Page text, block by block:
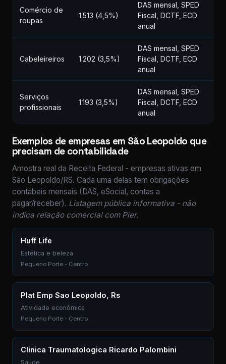
Comércio de
roupas
1.513 (4,5%)
DAS mensal, SPED
Fiscal, DCTF, ECD
anual
Cabeleireiros 1.202 (3,5%)
DAS mensal, SPED
Fiscal, DCTF, ECD
anual
Serviços
profissionais
1.193 (3,5%)
DAS mensal, SPED
Fiscal, DCTF, ECD
anual
Exemplos de empresas em São Leopoldo que
precisam de contabilidade
Amostra real da Receita Federal - empresas ativas em
São Leopoldo/RS. Cada uma delas tem obrigações
contábeis mensais (DAS, eSocial, contas a
pagar/receber). Listagem pública informativa - não
indica relação comercial com Pier.
Huff Life
Estética e beleza
Pequeno Porte - Centro
Plat Emp Sao Leopoldo, Rs
Atividade econômica
Pequeno Porte - Centro
Clinica Traumatologica Ricardo Palombini
Saúde